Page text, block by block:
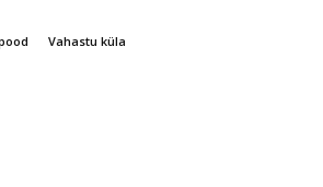
Vahastu küla